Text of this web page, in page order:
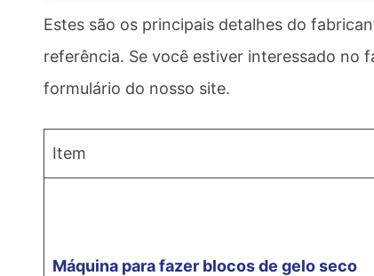
Estes são os principais detalhes do
referência. Se você estiver interessado no
formulário do nosso site.
Item
Máquina para fazer blocos de gelo seco